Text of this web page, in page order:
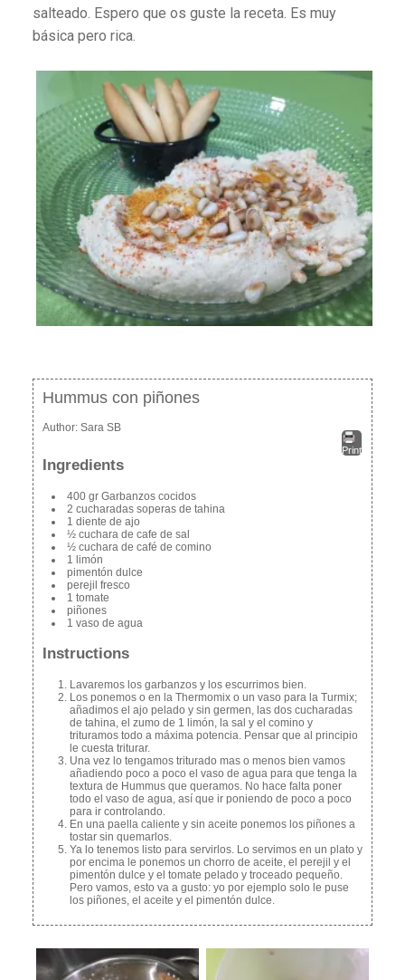
salteado. Espero que os guste la receta. Es muy
básica pero rica.
Hummus con piñones
Print
Author: Sara SB
Ingredients
400 gr Garbanzos cocidos
2 cucharadas soperas de tahina
1 diente de ajo
½ cuchara de cafe de sal
½ cuchara de café de comino
1 limón
pimentón dulce
perejil fresco
1 tomate
piñones
1 vaso de agua
Instructions
Lavaremos los garbanzos y los escurrimos bien.
Los ponemos o en la Thermomix o un vaso para la Turmix;
añadimos el ajo pelado y sin germen, las dos cucharadas
de tahina, el zumo de 1 limón, la sal y el comino y
trituramos todo a máxima potencia. Pensar que al principio
le cuesta triturar.
Una vez lo tengamos triturado mas o menos bien vamos
añadiendo poco a poco el vaso de agua para que tenga la
textura de Hummus que queramos. No hace falta poner
todo el vaso de agua, así que ir poniendo de poco a poco
para ir controlando.
En una paella caliente y sin aceite ponemos los piñones a
tostar sin quemarlos.
Ya lo tenemos listo para servirlos. Lo servimos en un plato y
por encima le ponemos un chorro de aceite, el perejil y el
pimentón dulce y el tomate pelado y troceado pequeño.
Pero vamos, esto va a gusto: yo por ejemplo solo le puse
los piñones, el aceite y el pimentón dulce.